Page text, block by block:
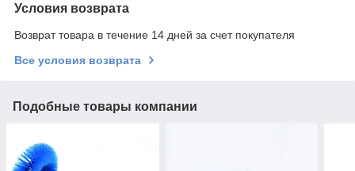
Условия возврата
Возврат товара в течение 14 дней за счет покупателя
Все условия возврата
Подобные товары компании